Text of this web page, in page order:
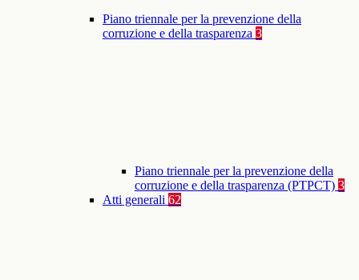
Piano triennale per la prevenzione della
corruzione e della trasparenza 3
Piano triennale per la prevenzione della
corruzione e della trasparenza (PTPCT) 3
Atti generali 62